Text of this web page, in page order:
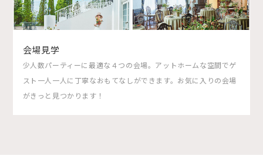
会場見学
少人数パーティーに最適な４つの会場。アットホームな空間でゲ
スト一人一人に丁寧なおもてなしができます。お気に入りの会場
がきっと見つかります！